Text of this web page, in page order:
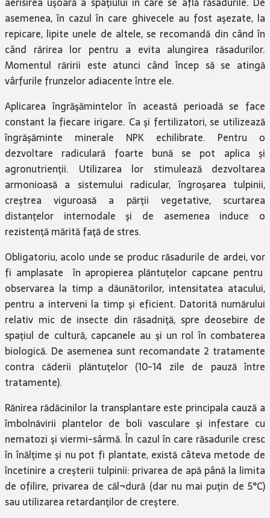
asemenea, în cazul în care ghivecele au fost aşezate, la
repicare, lipite unele de altele, se recomandă din când în
când rărirea lor pentru a evita alungirea răsadurilor.
Momentul răririi este atunci când încep să se atingă
vârfurile frunzelor adiacente între ele.
Aplicarea îngrăşămintelor în această perioadă se face
constant la fiecare irigare. Ca şi fertilizatori, se utilizează
îngrăşăminte minerale NPK echilibrate. Pentru o
dezvoltare radiculară foarte bună se pot aplica şi
agronutrienţii. Utilizarea lor stimulează dezvoltarea
armonioasă a sistemului radicular, îngroşarea tulpinii,
creştrea viguroasă a părţii vegetative, scurtarea
distanţelor internodale şi de asemenea induce o
rezistenţă mărită faţă de stres.
Obligatoriu, acolo unde se produc răsadurile de ardei, vor
fi amplasate în apropierea plăntuţelor capcane pentru
observarea la timp a dăunătorilor, intensitatea atacului,
pentru a interveni la timp şi eficient. Datorită numărului
relativ mic de insecte din răsadniţă, spre deosebire de
spaţiul de cultură, capcanele au şi un rol în combaterea
biologică. De asemenea sunt recomandate 2 tratamente
contra căderii plăntuţelor (10-14 zile de pauză între
tratamente).
Rănirea rădăcinilor la transplantare este principala cauză a
îmbolnăvirii plantelor de boli vasculare şi infestare cu
nematozi şi viermi-sârmă. În cazul în care răsadurile cresc
în înălţime şi nu pot fi plantate, există câteva metode de
încetinire a creşterii tulpinii: privarea de apă până la limita
de ofilire, privarea de căl¬dură (dar nu mai puţin de 5°C)
sau utilizarea retardanţilor de creştere.